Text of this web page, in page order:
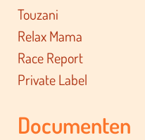
Touzani
Relax Mama
Race Report
Private Label
Documenten